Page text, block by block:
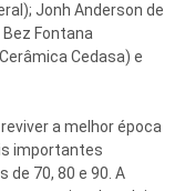
Jonh Anderson de
Fontana
Cedasa) e
a melhor época
importantes
70, 80 e 90. A